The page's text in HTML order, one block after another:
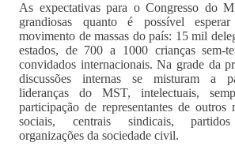
As expectativas para o Congresso do
grandiosas quanto é possível
movimento de massas do país: 15 mil
estados, de 700 a 1000 crianças sem-
convidados internacionais. Na grade da
discussões internas se misturam a
lideranças do MST, intelectuais,
participação de representantes de outros
sociais, centrais sindicais,
organizações da sociedade civil.